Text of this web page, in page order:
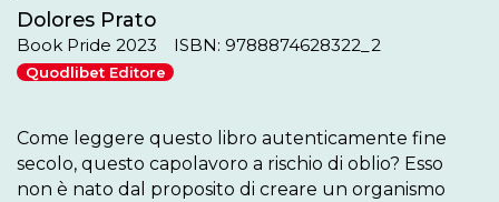
Dolores Prato
Book Pride 2023 ISBN: 9788874628322_2
Quodlibet Editore
Come leggere questo libro autenticamente fine
secolo, questo capolavoro a rischio di oblio? Esso
non è nato dal proposito di creare un organismo